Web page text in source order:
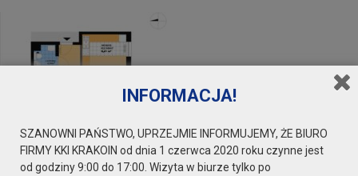
INFORMACJA!
SZANOWNI PAŃSTWO, UPRZEJMIE INFORMUJEMY, ŻE BIURO
FIRMY KKI KRAKOIN od dnia 1 czerwca 2020 roku czynne jest
od godziny 9:00 do 17:00. Wizyta w biurze tylko po